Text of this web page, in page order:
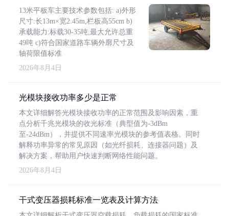
13米平板车主要技术参数包括: a)外形
尺寸:长13m×宽2.45m,栏板高55cm b)
承载能力:标载30-35吨,最大允许总重
49吨 c)符合国家道路车辆外廓尺寸及
轴荷限值标准
2026年8月4日
光模块接收功率多少是正常
本文详细解答光模块接收功率的正常范围及影响因素，重
点分析千兆光模块的收光标准（典型值为-3dBm
至-24dBm），并提供不同速率光模块的参考值表格。同时
解释功率异常的常见原因（如光纤损耗、连接器问题）及
解决方案，帮助用户快速判断网络性能问题。
2026年8月4日
干式变压器损耗标准一览表及计算方法